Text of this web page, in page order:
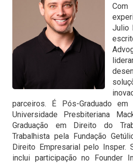
Julio
parceiros. É Pós-Graduado
Universidade Presbiteriana
Graduação em Direito do
Trabalhista pela Fundação
Direito Empresarial pelo Insper.
inclui participação no Founder